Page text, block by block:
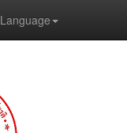
Language